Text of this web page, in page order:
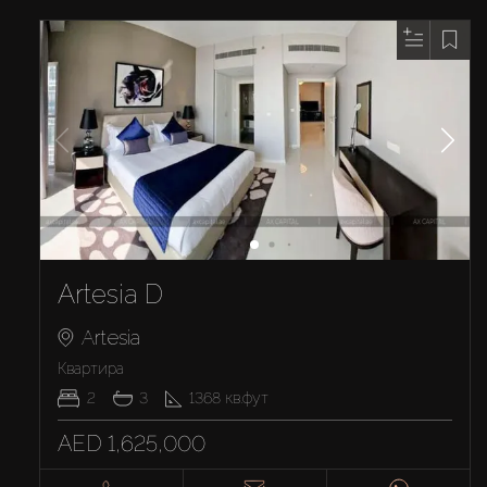
Artesia D
Artesia
Квартира
2
3 1368 кв.фут
AED 1,625,000